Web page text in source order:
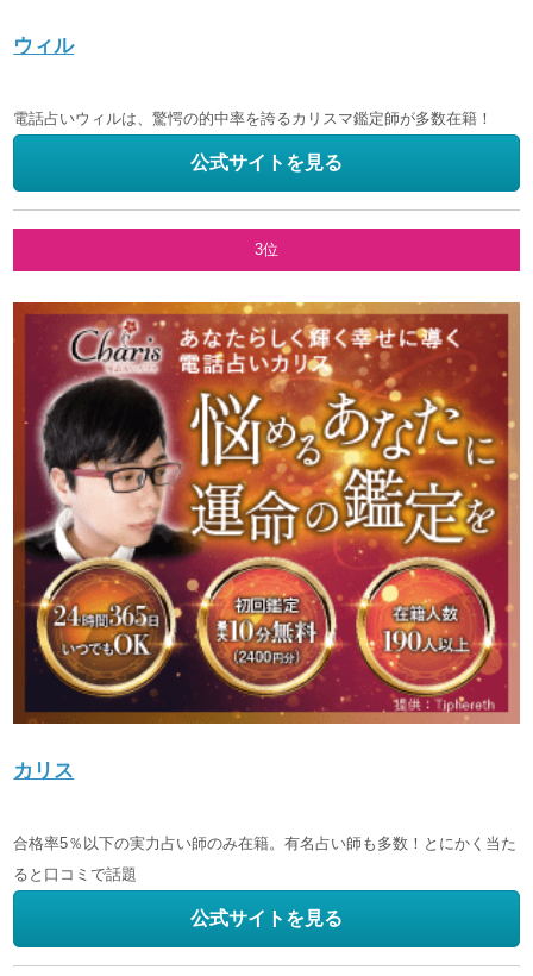
ウィル
電話占いウィルは、驚愕の的中率を誇るカリスマ鑑定師が多数在籍！
公式サイトを見る
3位
カリス
合格率5％以下の実力占い師のみ在籍。有名占い師も多数！とにかく当た
ると口コミで話題
公式サイトを見る